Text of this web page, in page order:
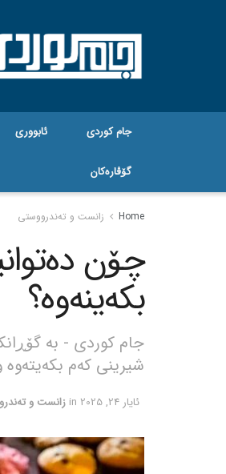
جام کوردی ئابووری
گۆڤاره‌کان
Home زانست و تەندرووستی
چۆن
بکەینەوە؟
جام کوردی - بە
شیرینی کەم
ئایار 24, 2025 in زانست و